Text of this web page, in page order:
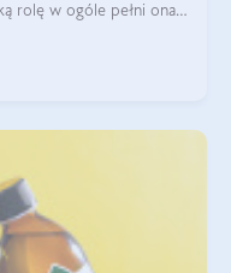
rolę w ogóle pełni ona